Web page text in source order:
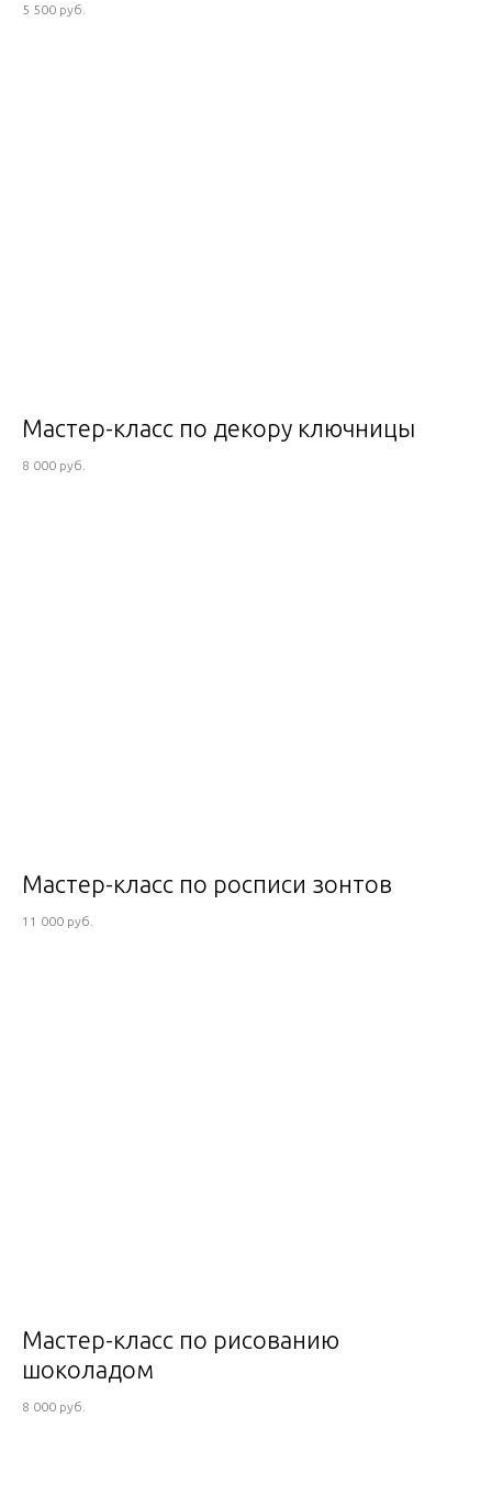
5 500 руб.
Мастер-класс по декору ключницы
8 000 руб.
Мастер-класс по росписи зонтов
11 000 руб.
Мастер-класс по рисованию
шоколадом
8 000 руб.